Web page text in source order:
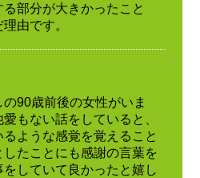
部分が大きかったこと
由です。
90歳前後の女性がいま
もない話をしていると、
ような感覚を覚えること
たことにも感謝の言葉を
していて良かったと嬉し